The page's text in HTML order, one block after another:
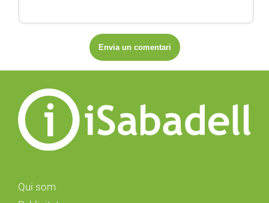
Qui som